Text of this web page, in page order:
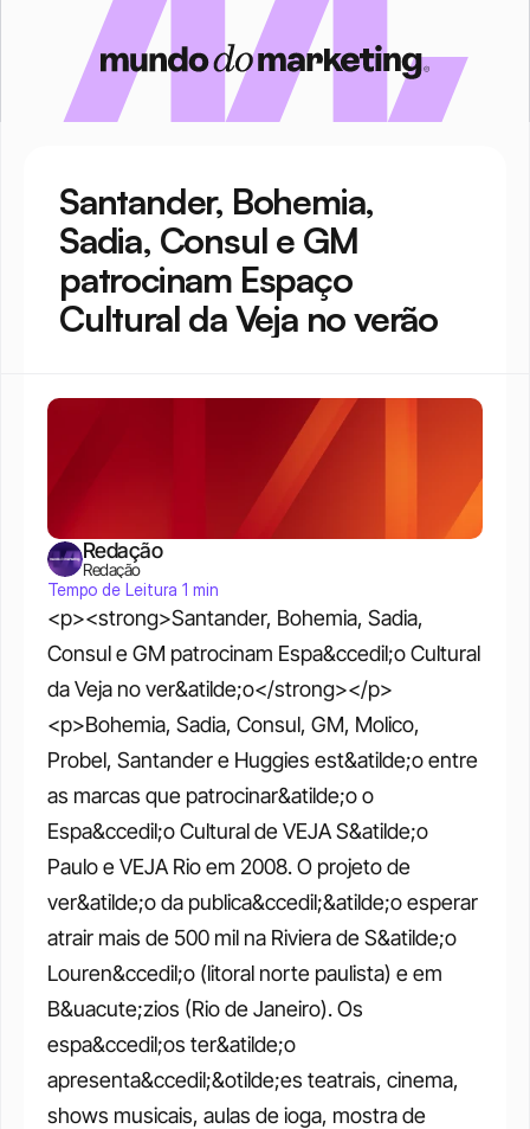
Santander, Bohemia,
Sadia, Consul e GM
patrocinam Espaço
Cultural da Veja no verão
<p><strong>Santander, Bohemia, Sadia,
Consul e GM patrocinam Espa&ccedil;o Cultural
da Veja no ver&atilde;o</strong></p>
<p>Bohemia, Sadia, Consul, GM, Molico,
Probel, Santander e Huggies est&atilde;o entre
as marcas que patrocinar&atilde;o o
Espa&ccedil;o Cultural de VEJA S&atilde;o
Paulo e VEJA Rio em 2008. O projeto de
ver&atilde;o da publica&ccedil;&atilde;o esperar
atrair mais de 500 mil na Riviera de S&atilde;o
Louren&ccedil;o (litoral norte paulista) e em
B&uacute;zios (Rio de Janeiro). Os
espa&ccedil;os ter&atilde;o
apresenta&ccedil;&otilde;es teatrais, cinema,
shows musicais, aulas de ioga, mostra de
Redação
Redação
Tempo de Leitura 1 min